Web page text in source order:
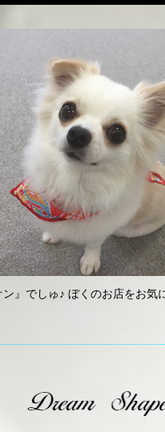
』でしゅ♪ ぼくのお店をお気